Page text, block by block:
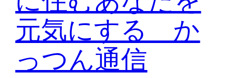
元気にする か
っつん通信